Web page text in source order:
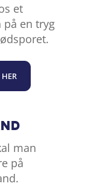
et
en tryg
man
på